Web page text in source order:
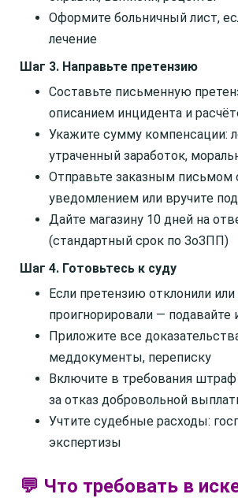
Оформите больничный лист,
лечение
Шаг 3. Направьте претензию
Составьте письменную
описанием инцидента и
Укажите сумму компенсации:
утраченный заработок,
Отправьте заказным письмом
уведомлением или вручите
Дайте магазину 10 дней на
(стандартный срок по ЗоЗПП)
Шаг 4. Готовьтесь к суду
Если претензию отклонили или
проигнорировали — подавайте
Приложите все
меддокументы, переписку
Включите в требования
за отказ добровольной
Учтите судебные расходы:
экспертизы
💬 Что требовать в